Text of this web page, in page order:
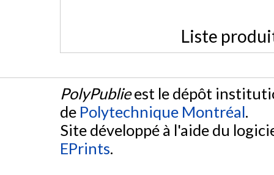
Liste
PolyPublieest le dépôt
de Polytechnique Montréal.
Site développé à l'aide du
EPrints.